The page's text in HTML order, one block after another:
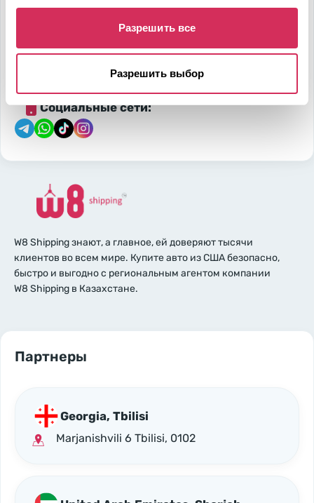
Разрешить все
Разрешить выбор
Социальные сети:
W8 Shipping знают, а главное, ей доверяют тысячи
клиентов во всем мире. Купите авто из США безопасно,
быстро и выгодно с региональным агентом компании
W8 Shipping в Казахстане.
Партнеры
Georgia, Tbilisi
Marjanishvili 6 Tbilisi, 0102